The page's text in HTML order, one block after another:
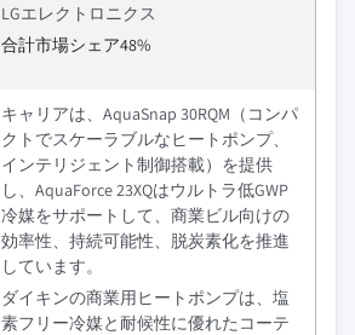
LGエレクトロニクス
合計市場シェア48%
キャリアは、AquaSnap 30RQM（コンパ
クトでスケーラブルなヒートポンプ、
インテリジェント制御搭載）を提供
し、AquaForce 23XQはウルトラ低GWP
冷媒をサポートして、商業ビル向けの
効率性、持続可能性、脱炭素化を推進
しています。
ダイキンの商業用ヒートポンプは、塩
素フリー冷媒と耐候性に優れたコーテ